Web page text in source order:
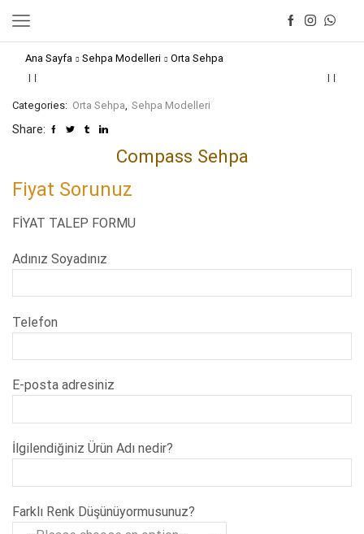
Ana Sayfa Sehpa Modelleri Orta Sehpa
Categories: Orta Sehpa, Sehpa Modelleri
Share:
Compass Sehpa
Fiyat Sorunuz
FİYAT TALEP FORMU
Adınız Soyadınız
Telefon
E-posta adresiniz
İlgilendiğiniz Ürün Adı nedir?
Farklı Renk Düşünüyormusunuz?